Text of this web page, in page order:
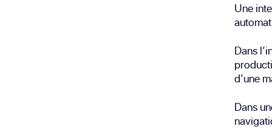
Une
Dans
d’une
Dans